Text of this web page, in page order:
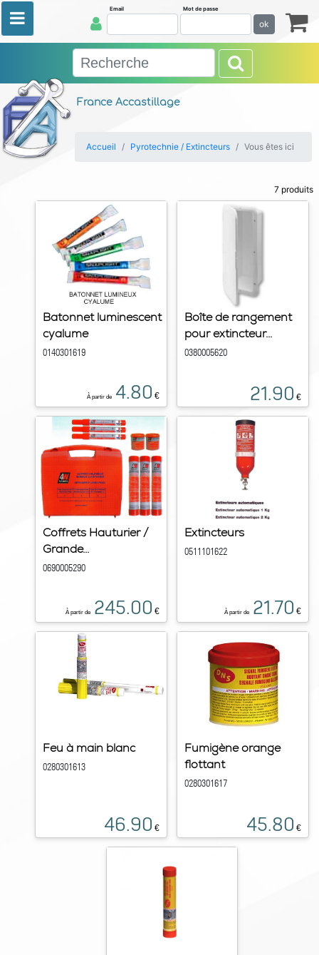
France Accastillage
Email Mot de passe
ok
Accueil Pyrotechnie / Extincteurs Vous êtes ici
7 produits
Batonnet luminescent
cyalume
0140301619
À partir de 4.80 €
Boîte de rangement
pour extincteur...
0380005620
21.90 €
Coffrets Hauturier /
Grande...
0690005290
À partir de 245.00 €
Extincteurs
0511101622
À partir de 21.70 €
Feu à main blanc
0280301613
46.90 €
Fumigène orange
flottant
0280301617
45.80 €